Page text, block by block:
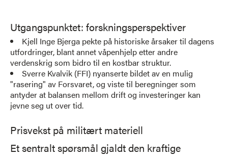
Utgangspunktet: forskningsperspektiver
Kjell Inge Bjerga pekte på historiske årsaker til dagens
utfordringer, blant annet våpenhjelp etter andre
verdenskrig som bidro til en kostbar struktur.
Sverre Kvalvik (FFI) nyanserte bildet av en mulig
"rasering" av Forsvaret, og viste til beregninger som
antyder at balansen mellom drift og investeringer kan
jevne seg ut over tid.
Prisvekst på militært materiell
Et sentralt spørsmål gjaldt den kraftige